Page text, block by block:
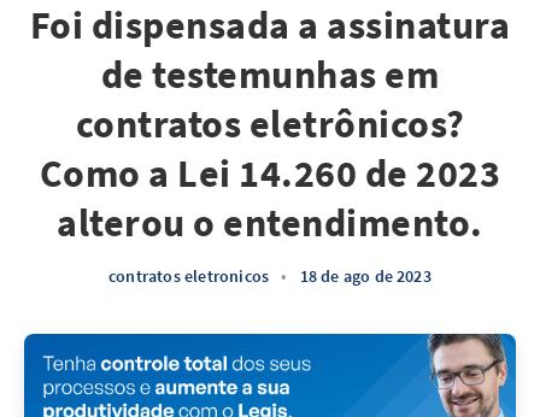
Foi dispensada a assinatura
de testemunhas em
contratos eletrônicos?
Como a Lei 14.260 de 2023
alterou o entendimento.
contratos eletronicos • 18 de ago de 2023